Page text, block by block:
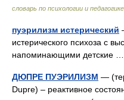
словарь по психологии и педагогике
пуэрилизм истерический
истерического психоза с
напоминающими детские
ДЮПРЕ ПУЭРИЛИЗМ —
Dupre) – реактивное